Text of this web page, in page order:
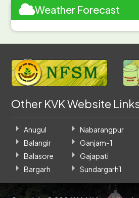
Weather Forecast
Other KVK Website
Anugul
Balangir
Balasore
Bargarh
Nabarangpur
Ganjam-1
Gajapati
Sundargarh1